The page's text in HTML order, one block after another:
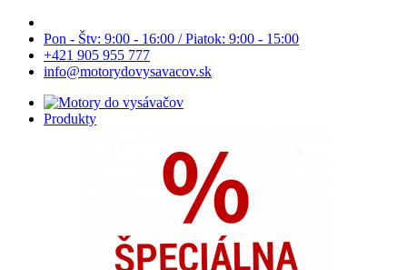
Pon - Štv: 9:00 - 16:00 / Piatok: 9:00 - 15:00
+421 905 955 777
info@motorydovysavacov.sk
Produkty